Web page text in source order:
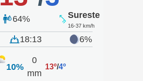
64% Sureste
16-37 km/h
18:13 6%
10%
0
mm
13º/4º